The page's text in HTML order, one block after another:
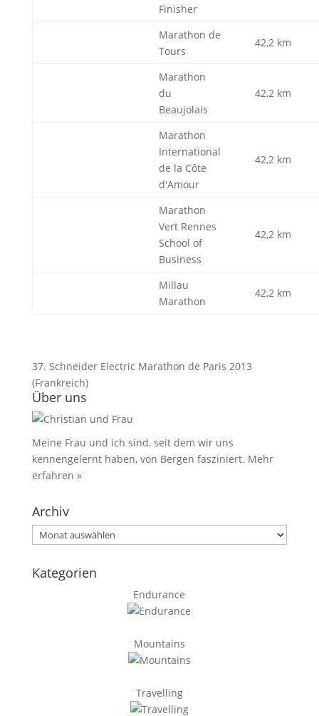
Finisher
Marathon de
Tours
42,2 km
Marathon
du
Beaujolais
42,2 km
Marathon
International
de la Côte
d'Amour
42,2 km
Marathon
Vert Rennes
School of
Business
42,2 km
Millau
Marathon
42,2 km
37. Schneider Electric Marathon de Paris 2013
(Frankreich)
Über uns
Meine Frau und ich sind, seit dem wir uns
kennengelernt haben, von Bergen fasziniert. Mehr
erfahren »
Archiv
Archiv
Kategorien
Endurance
Mountains
Travelling